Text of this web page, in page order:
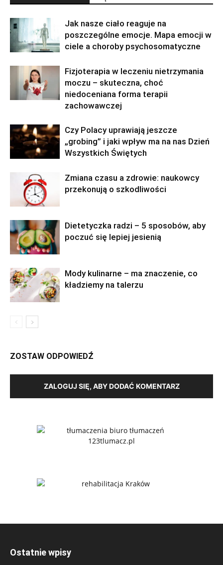
Jak nasze ciało reaguje na
poszczególne emocje. Mapa emocji w
ciele a choroby psychosomatyczne
Fizjoterapia w leczeniu nietrzymania
moczu – skuteczna, choć
niedoceniana forma terapii
zachowawczej
Czy Polacy uprawiają jeszcze
„grobing” i jaki wpływ ma na nas Dzień
Wszystkich Świętych
Zmiana czasu a zdrowie: naukowcy
przekonują o szkodliwości
Dietetyczka radzi – 5 sposobów, aby
poczuć się lepiej jesienią
Mody kulinarne – ma znaczenie, co
kładziemy na talerzu
ZOSTAW ODPOWIEDŹ
ZALOGUJ SIĘ, ABY DODAĆ KOMENTARZ
Ostatnie wpisy